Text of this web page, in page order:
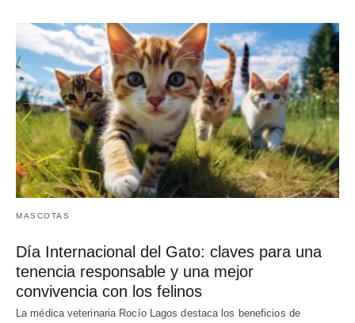
MASCOTAS
Día Internacional del Gato: claves para una
tenencia responsable y una mejor
convivencia con los felinos
La médica veterinaria Rocío Lagos destaca los beneficios de